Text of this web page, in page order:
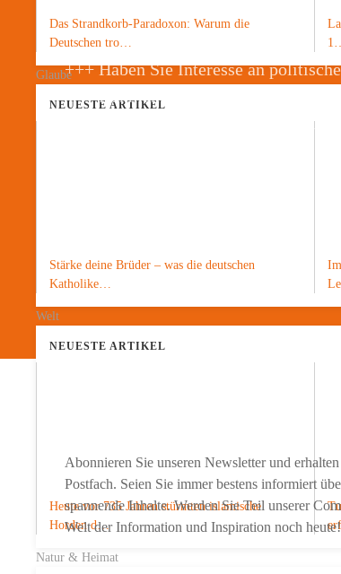
Das Strandkorb-Paradoxon: Warum die
Deutschen tro…
1…
Glaube
NEUESTE ARTIKEL
Stärke deine Brüder – was die deutschen
Katholike…
Welt
NEUESTE ARTIKEL
Heute vor 735 Jahren stürmten islamische
Horden d…
Natur & Heimat
Spendenaufruf
+++ Haben Sie Interesse an
+++ Dann unterstützen Sie unsere
+++ Mit einer Spende über
Jetzt spenden
Abonnieren Sie unseren Newsletter und
Postfach. Seien Sie immer bestens informiert
spannende Inhalte. Werden Sie Teil unserer
Welt der Information und Inspiration noch heute!